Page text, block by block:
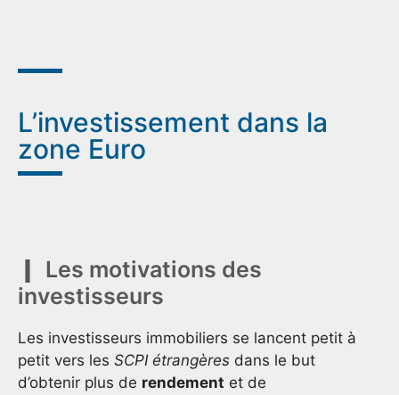
L’investissement dans la
zone Euro
Les motivations des
investisseurs
Les investisseurs immobiliers se lancent petit à
petit vers les SCPI étrangères dans le but
d’obtenir plus de rendement et de